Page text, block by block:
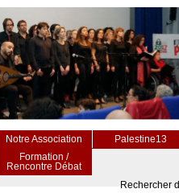
Notre Association
Palestine13
Formation /
Rencontre Débat
Rechercher